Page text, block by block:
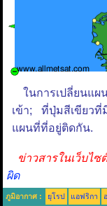
ในการเปลี่ยนแ
เข้า; ที่ปุ่มสีเขียวที่
แผนที่ที่อยู่ติดกัน.
ข่าวสารในเว็บไซ
ผิด
ภูมิอากาศ : ยุโรป แอฟริกา